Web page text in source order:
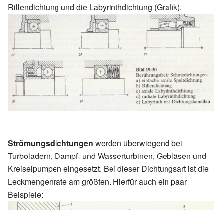
Rillendichtung und die Labyrinthdichtung (Grafik).
Strömungsdichtungen werden überwiegend bei
Turboladern, Dampf- und Wasserturbinen, Gebläsen und
Kreiselpumpen eingesetzt. Bei dieser Dichtungsart ist die
Leckmengenrate am größten. Hierfür auch ein paar
Beispiele: